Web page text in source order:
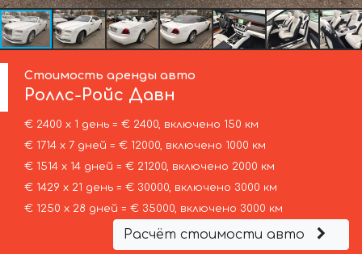
Стоимость аренды авто
Роллс-Ройс Давн
€ 2400 х 1 день = € 2400, включено 150 км
€ 1714 х 7 дней = € 12000, включено 1000 км
€ 1514 х 14 дней = € 21200, включено 2000 км
€ 1429 х 21 день = € 30000, включено 3000 км
€ 1250 х 28 дней = € 35000, включено 3000 км
Расчёт стоимости авто